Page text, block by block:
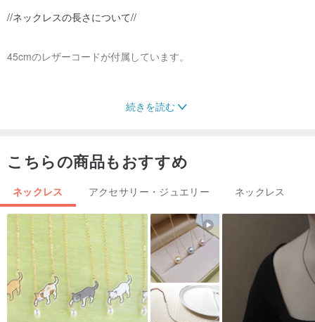
//ネックレスの長さについて//
45cmのレザーコードが付属しています。
商品が安全にお手元に届くよう、紙箱とエアキャップで丁寧に梱包
いたします。
//発送について//
ご入金確認後、1～3営業日以内に発送いたします。
続きを読む
こちらの商品もおすすめ
ネックレス アクセサリー・ジュエリー ネックレス